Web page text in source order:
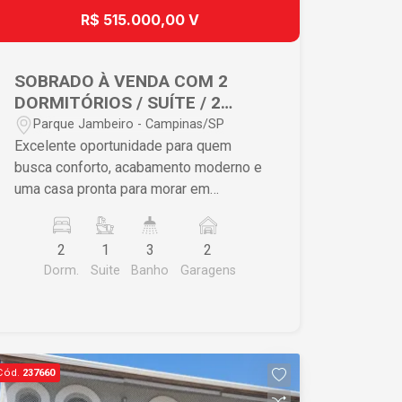
pagamento. Estuda propostas.
(19) 3341-5000 Rua José Pires Neto,
53 Cambuí - 13025-170 Campinas Os
valores e a disponibilidade do imóvel
poderão ser alterados pelo proprietário
sem aviso prévio.
R$ 515.000,00 V
SOBRADO À VENDA COM 2
DORMITÓRIOS / SUÍTE / 2
VAGAS / CAMPINAS
Parque Jambeiro - Campinas/SP
Excelente oportunidade para quem
busca conforto, acabamento moderno e
uma casa pronta para morar em
planta bem distribuída, com ambientes
funcionais e ótima qualidade de
construção. Com 111,66m² de área
para famílias ou investidores. No
pavimento térreo, o destaque fica para
2
Dorm.
1
Suite
3
Banho
2
Garagens
237660